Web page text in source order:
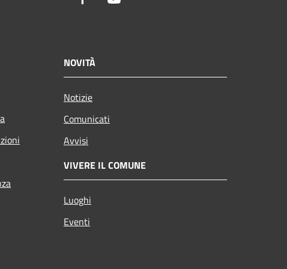
NOVITÀ
Notizie
Comunicati
Avvisi
VIVERE IL COMUNE
Luoghi
Eventi